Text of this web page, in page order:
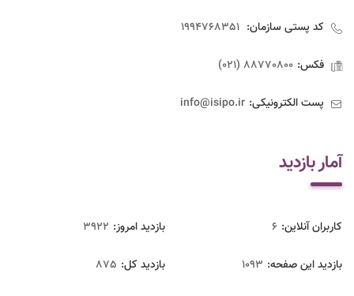
کد پستی سازمان:
فکس: 88770800 (021)
پست الکترونیکی: info@isipo.ir
آمار بازدید
کاربران آنلاین: 6 بازدید امروز: 3922
بازدید این صفحه: 1093 بازدید‌ کل: 875